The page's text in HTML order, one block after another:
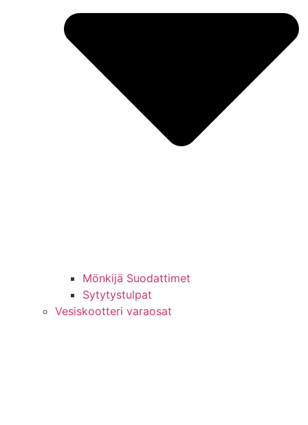
Mönkijä Suodattimet
Sytytystulpat
Vesiskootteri varaosat